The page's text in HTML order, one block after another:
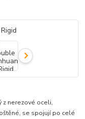
z nerezové oceli,
se spojují po celé